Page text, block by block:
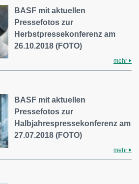
BASF mit aktuellen
Pressefotos zur
Herbstpressekonferenz am
26.10.2018 (FOTO)
mehr
BASF mit aktuellen
Pressefotos zur
Halbjahrespressekonferenz am
27.07.2018 (FOTO)
mehr